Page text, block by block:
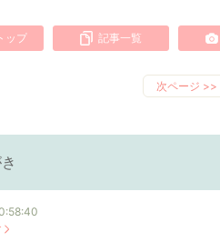
ップ 記事一覧
次ページ >>